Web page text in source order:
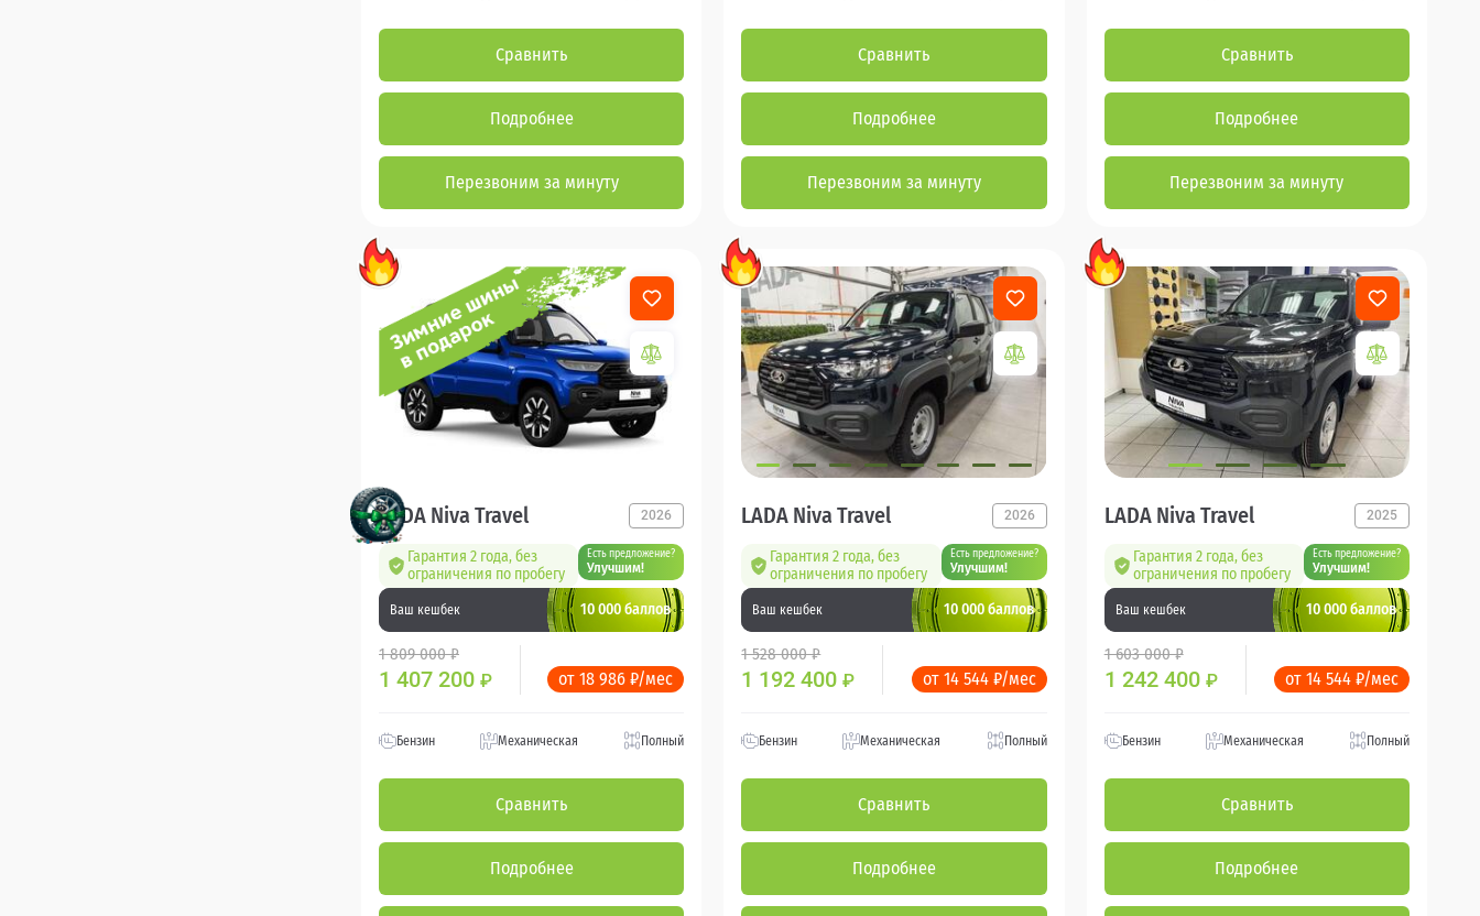
Сравнить
Подробнее
Перезвоним за минуту
Сравнить
Подробнее
Перезвоним за минуту
Сравнить
Подробнее
Перезвоним за минуту
LADA Niva Travel 2026
Гарантия 2 года, без
ограничения по пробегу
Есть предложение?
Улучшим!
Ваш кешбек 10 000 баллов
1 809 000 ₽
1 407 200 ₽ от 18 986 ₽/мес
Бензин Механическая Полный
Сравнить
Подробнее
LADA Niva Travel 2026
Гарантия 2 года, без
ограничения по пробегу
Есть предложение?
Улучшим!
Ваш кешбек 10 000 баллов
1 528 000 ₽
1 192 400₽ от 14 544 ₽/мес
Бензин Механическая Полный
Сравнить
Подробнее
LADA Niva Travel 2025
Гарантия 2 года, без
ограничения по пробегу
Есть предложение?
Улучшим!
Ваш кешбек 10 000 баллов
1 603 000 ₽
1 242 400 ₽ от 14 544 ₽/мес
Бензин Механическая Полный
Сравнить
Подробнее